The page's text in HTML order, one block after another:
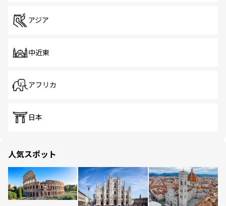
アジア
中近東
アフリカ
日本
人気スポット